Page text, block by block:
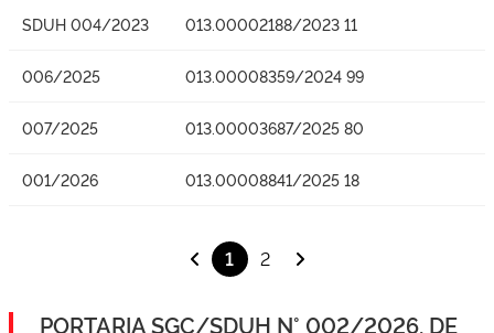
SDUH 004/2023 013.00002188/2023 11
006/2025 013.00008359/2024 99
007/2025 013.00003687/2025 80
001/2026 013.00008841/2025 18
1 2
PORTARIA SGC/SDUH N° 002/2026, DE